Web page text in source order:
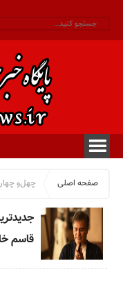
صفحه اصلی چهل‌و
قاسم